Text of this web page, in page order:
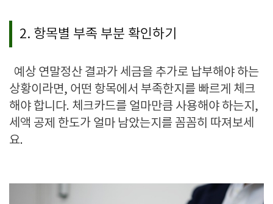
2. 항목별 부족 부분 확인하기
예상 연말정산 결과가 세금을 추가로 납부해야 하는
상황이라면, 어떤 항목에서 부족한지를 빠르게 체크
해야 합니다. 체크카드를 얼마만큼 사용해야 하는지 ,
세액 공제 한도가 얼마 남았는지를 꼼꼼히 따져보세
요.